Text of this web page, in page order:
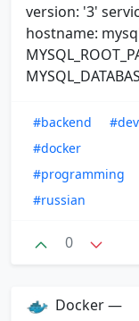
version: '3'
hostname:
#backend
#docker
#programming
#russian
0
Docker —